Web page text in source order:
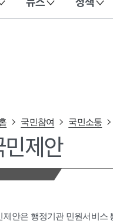
한민국 공식 전자정부 누리집입니
국민참여 국민소통
민제안
제안은 행정기관 민원서비스